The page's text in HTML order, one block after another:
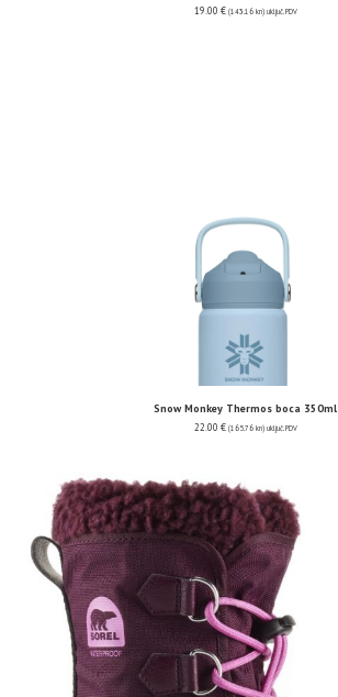
19.00 € (143.16 kn) uključ. PDV
Snow Monkey Thermos boca 350ml
22.00 € (165.76 kn) uključ. PDV